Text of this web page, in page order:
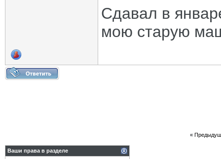
Сдавал в
мою старую
«
Ваши права в разделе